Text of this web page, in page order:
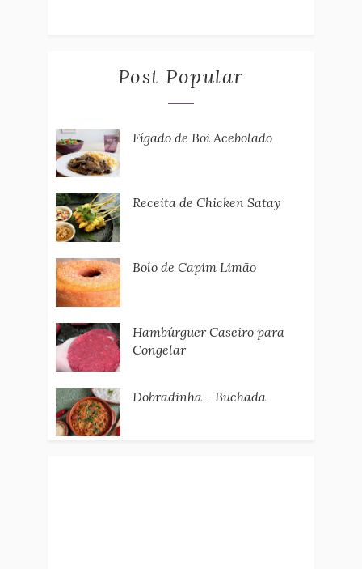
Post Popular
Fígado de Boi Acebolado
Receita de Chicken Satay
Bolo de Capim Limão
Hambúrguer Caseiro para
Congelar
Dobradinha - Buchada